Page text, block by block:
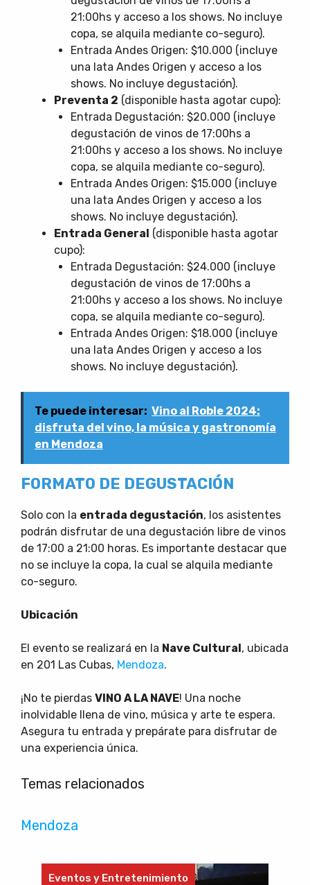
21:00hs y acceso a los shows. No incluye
copa, se alquila mediante co-seguro).
Entrada Andes Origen: $10.000 (incluye
una lata Andes Origen y acceso a los
shows. No incluye degustación).
Preventa 2 (disponible hasta agotar cupo):
Entrada Degustación: $20.000 (incluye
degustación de vinos de 17:00hs a
21:00hs y acceso a los shows. No incluye
copa, se alquila mediante co-seguro).
Entrada Andes Origen: $15.000 (incluye
una lata Andes Origen y acceso a los
shows. No incluye degustación).
Entrada General (disponible hasta agotar
cupo):
Entrada Degustación: $24.000 (incluye
degustación de vinos de 17:00hs a
21:00hs y acceso a los shows. No incluye
copa, se alquila mediante co-seguro).
Entrada Andes Origen: $18.000 (incluye
una lata Andes Origen y acceso a los
shows. No incluye degustación).
Te puede interesar: Vino al Roble 2024:
disfruta del vino, la música y gastronomía
en Mendoza
FORMATO DE DEGUSTACIÓN
Solo con la entrada degustación, los asistentes
podrán disfrutar de una degustación libre de vinos
de 17:00 a 21:00 horas. Es importante destacar que
no se incluye la copa, la cual se alquila mediante
co-seguro.
Ubicación
El evento se realizará en la Nave Cultural, ubicada
en 201 Las Cubas, Mendoza.
¡No te pierdas VINO A LA NAVE! Una noche
inolvidable llena de vino, música y arte te espera.
Asegura tu entrada y prepárate para disfrutar de
una experiencia única.
Temas relacionados
Mendoza
Eventos y Entretenimiento